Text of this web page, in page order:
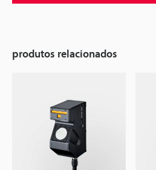
produtos relacionados